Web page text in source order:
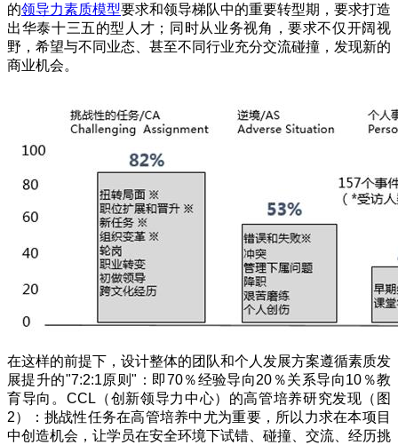
的领导力素质模型要求和领导梯队中的重要转型期，要求打造
出华泰十三五的型人才；同时从业务视角，要求不仅开阔视
野，希望与不同业态、甚至不同行业充分交流碰撞，发现新的
商业机会。
在这样的前提下，设计整体的团队和个人发展方案遵循素质发
展提升的"7:2:1原则" ：即70％经验导向20 ％关系导向10 ％教
育导向。 CCL （创新领导力中心）的高管培养研究发现（图
2）：挑战性任务在高管培养中尤为重要，所以力求在本项目
中创造机会，让学员在安全环境下试错、碰撞、交流、经历挑